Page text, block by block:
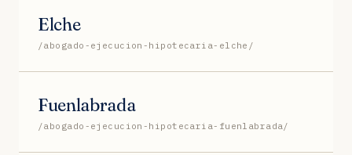
Elche
/abogado-ejecucion-hipotecaria-elche/
Fuenlabrada
/abogado-ejecucion-hipotecaria-fuenlabrada/